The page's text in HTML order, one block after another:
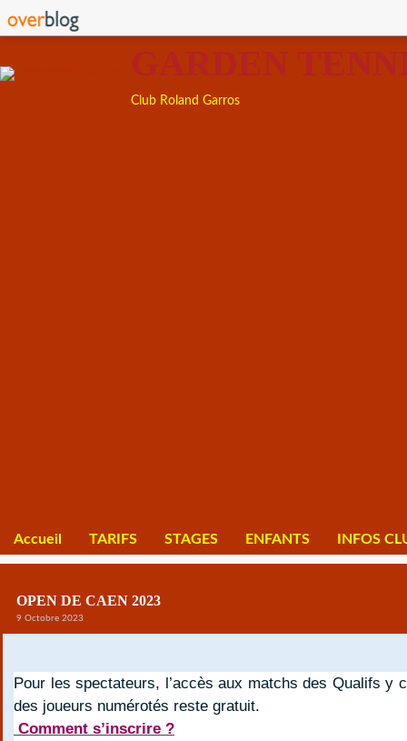
GARDEN
Club Roland Garros
Accueil TARIFS STAGES ENFANTS INFOS
OPEN DE CAEN 2023
9 Octobre 2023
Pour les spectateurs, l’accès aux matchs des Qualifs y
des joueurs numérotés reste gratuit.
Comment s’inscrire ?